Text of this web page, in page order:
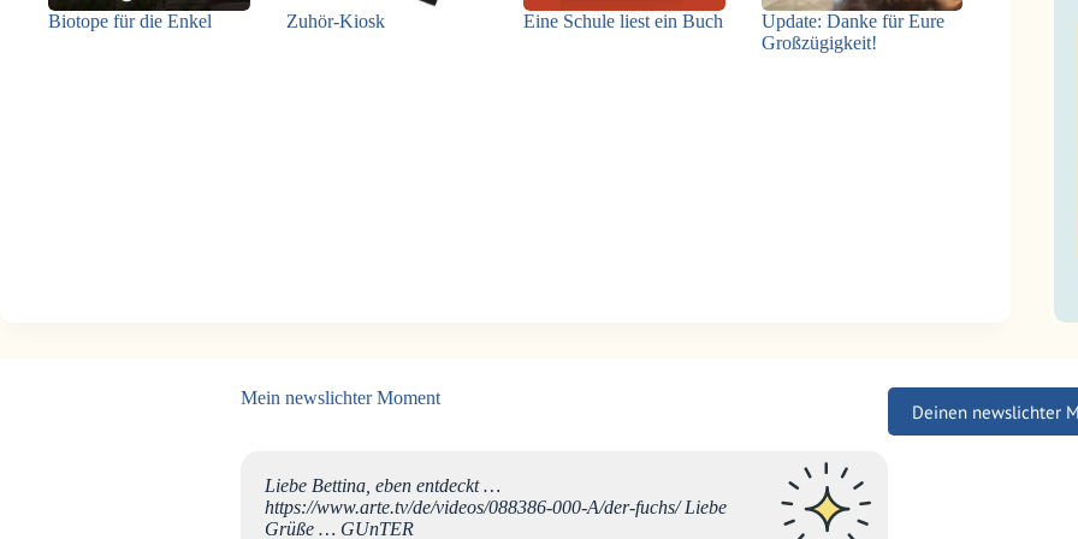
Biotope für die Enkel Zuhör-Kiosk Eine Schule liest ein Buch
Update: Danke für Eure
Großzügigkeit!
Mein newslichter Moment
Deinen newslichter
Liebe Bettina, eben entdeckt …
https://www.arte.tv/de/videos/088386-000-A/der-fuchs/ Liebe
Grüße … GUnTER